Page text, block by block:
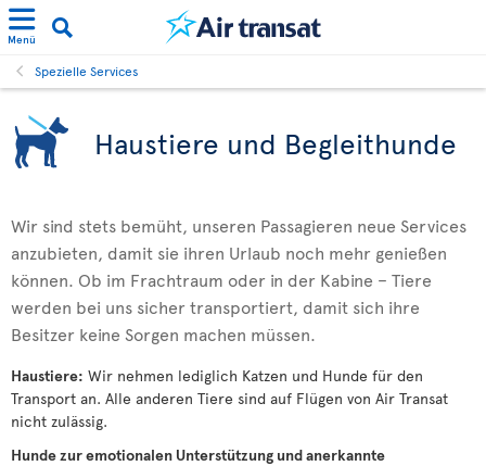
Menü
Spezielle Services
Haustiere und Begleithunde
Wir sind stets bemüht, unseren Passagieren neue Services
anzubieten, damit sie ihren Urlaub noch mehr genießen
können. Ob im Frachtraum oder in der Kabine – Tiere
werden bei uns sicher transportiert, damit sich ihre
Besitzer keine Sorgen machen müssen.
Haustiere: Wir nehmen lediglich Katzen und Hunde für den
Transport an. Alle anderen Tiere sind auf Flügen von Air Transat
nicht zulässig.
Hunde zur emotionalen Unterstützung und anerkannte